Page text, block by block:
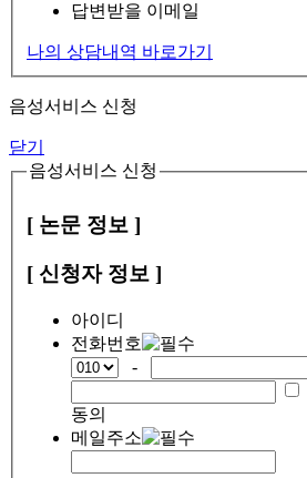
답변받을 이메일
나의 상담내역 바로가기
음성서비스 신청
닫기
음성서비스 신청
[ 논문 정보 ]
[ 신청자 정보 ]
아이디
전화번호
-
동의
메일주소